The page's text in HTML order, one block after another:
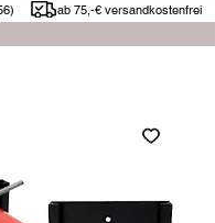
ab 75,-€ versandkostenfrei